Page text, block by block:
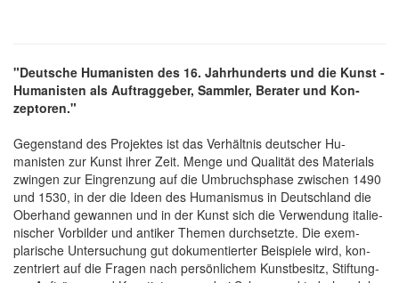
"Deut­sche Human­isten des 16. Jahr­hun­derts und die Ku­nst -
Humanisten als Auf­trag­geber, Sam­mler, Be­rater und Kon­
zeptoren."
Gegen­stand des Pro­jektes ist das Ver­hältnis deutsch­er Hu­
manisten zur Ku­nst ihrer Zeit. Men­ge und Quali­tät des Materials
zwingen zur Ein­grenz­ung auf die Um­bruchs­phase zwisch­en 1490
und 1530, in der die Ide­en des Humanis­mus in Deutsch­land die
Ober­hand ge­wannen und in der Ku­nst sich die Ver­wendung italie­
nisch­er Vor­bilder und anti­ker The­men durch­setzte. Die exem­
plarische Unter­such­ung gut doku­mentierter Bei­spiele wird, kon­
zentriert auf die Fra­gen nach per­sönlichem Kunst­be­sitz, Stiftung­